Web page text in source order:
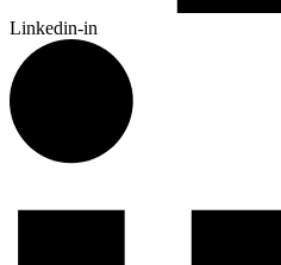
Linkedin-in